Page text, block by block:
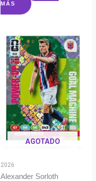
MÁS
AGOTADO
2026
Alexander Sorloth